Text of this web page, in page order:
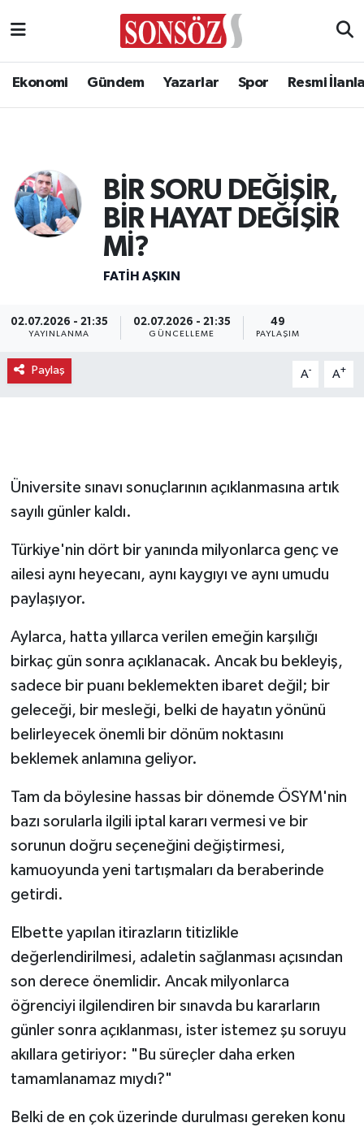
Ekonomi Gündem Yazarlar Spor Resmi
BİR SORU DEĞİŞİR,
BİR HAYAT DEĞİŞİR
Mİ?
FATIH AŞKIN
02.07.2026 - 21:35
YAYINLANMA
02.07.2026 - 21:35
GÜNCELLEME
49
PAYLAŞIM
Paylaş A- A+
Üniversite sınavı sonuçlarının açıklanmasına artık
sayılı günler kaldı.
Türkiye'nin dört bir yanında milyonlarca genç ve
ailesi aynı heyecanı, aynı kaygıyı ve aynı umudu
paylaşıyor.
Aylarca, hatta yıllarca verilen emeğin karşılığı
birkaç gün sonra açıklanacak. Ancak bu bekleyiş,
sadece bir puanı beklemekten ibaret değil; bir
geleceği, bir mesleği, belki de hayatın yönünü
belirleyecek önemli bir dönüm noktasını
beklemek anlamına geliyor.
Tam da böylesine hassas bir dönemde ÖSYM'nin
bazı sorularla ilgili iptal kararı vermesi ve bir
sorunun doğru seçeneğini değiştirmesi,
kamuoyunda yeni tartışmaları da beraberinde
getirdi.
Elbette yapılan itirazların titizlikle
değerlendirilmesi, adaletin sağlanması açısından
son derece önemlidir. Ancak milyonlarca
öğrenciyi ilgilendiren bir sınavda bu kararların
günler sonra açıklanması, ister istemez şu soruyu
akıllara getiriyor: "Bu süreçler daha erken
tamamlanamaz mıydı?"
Belki de en çok üzerinde durulması gereken konu